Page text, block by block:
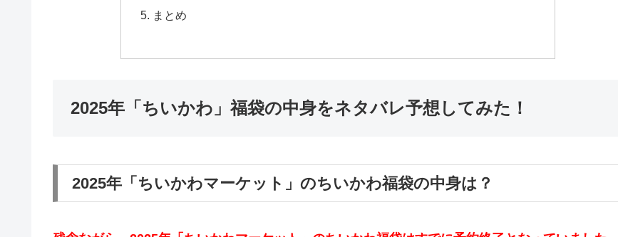
まとめ
2025年「ちいかわ」福袋の中身をネタバレ予想してみた！
2025年「ちいかわマーケット」のちいかわ福袋の中身は？